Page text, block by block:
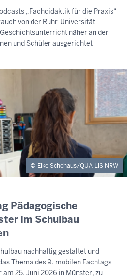
„Fachdidaktik für die Praxis“
von der Ruhr-Universität
näher an der
und Schüler ausgerichtet
Elke Schohaus/QUA-LiS NRW
Pädagogische
im Schulbau
nachhaltig gestaltet und
Thema des 9. mobilen Fachtags
25. Juni 2026 in Münster, zu